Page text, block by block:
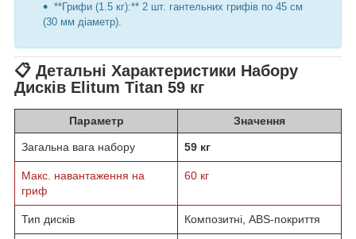
**Грифи (1.5 кг):** 2 шт. гантельних грифів по 45 см
(30 мм діаметр).
📋 Детальні Характеристики Набору
Дисків Elitum Titan 59 кг
Параметр Значення
Загальна вага набору 59 кг
Макс. навантаження на
гриф
60 кг
Тип дисків Композитні, ABS-покриття